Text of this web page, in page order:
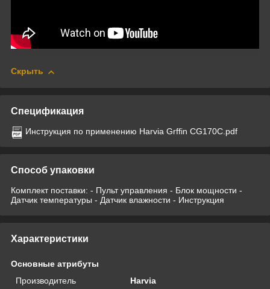
Скрыть
Спецификация
Инструкция по применению Harvia Grffin CG170C.pdf
Способ упаковки
Комплект поставки: - Пульт управления - Блок мощности -
Датчик температуры - Датчик влажности - Инструкция
Характеристики
Основные атрибуты
Производитель
Harvia